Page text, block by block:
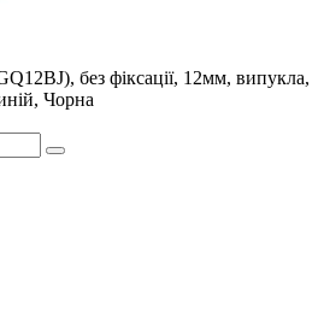
без фіксації, 12мм, випукла,
Чорна